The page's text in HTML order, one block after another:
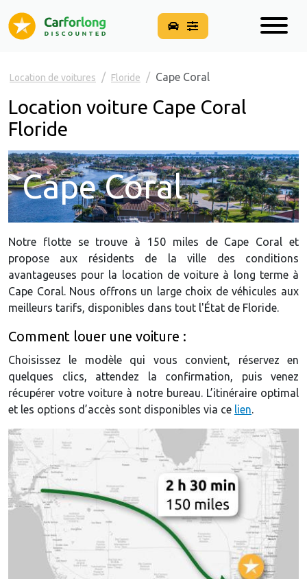
Location de voitures Floride Cape Coral
Location voiture Cape Coral
Floride
Cape Coral
Notre flotte se trouve à 150 miles de Cape Coral et
propose aux résidents de la ville des conditions
avantageuses pour la location de voiture à long terme à
Cape Coral. Nous offrons un large choix de véhicules aux
meilleurs tarifs, disponibles dans tout l'État de Floride.
Comment louer une voiture :
Choisissez le modèle qui vous convient, réservez en
quelques clics, attendez la confirmation, puis venez
récupérer votre voiture à notre bureau. L’itinéraire optimal
et les options d’accès sont disponibles via ce lien.